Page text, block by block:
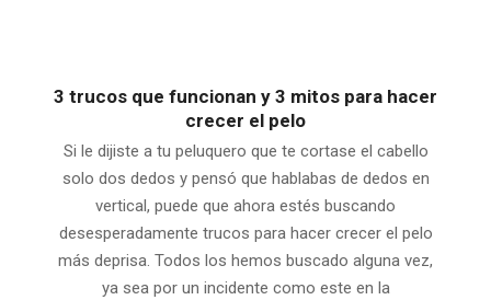
3 trucos que funcionan y 3 mitos para hacer
crecer el pelo
Si le dijiste a tu peluquero que te cortase el cabello
solo dos dedos y pensó que hablabas de dedos en
vertical, puede que ahora estés buscando
desesperadamente trucos para hacer crecer el pelo
más deprisa. Todos los hemos buscado alguna vez,
ya sea por un incidente como este en la